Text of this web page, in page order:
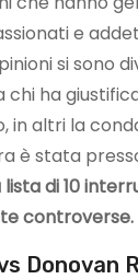
e
si sono
ha
in altri la
è stata
di 10
controverse.
Donovan